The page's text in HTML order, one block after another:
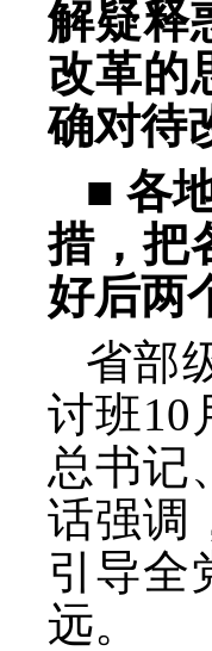
解疑释
改革的
确对待
■ 各
措，把
好后两
省部
讨班10
总书记
话强调
引导全
远。